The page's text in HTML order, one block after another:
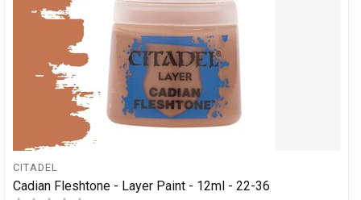
CITADEL
Cadian Fleshtone - Layer Paint - 12ml - 22-36